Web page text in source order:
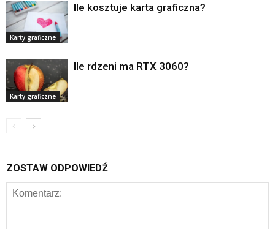
Karty graficzne
Ile kosztuje karta graficzna?
Karty graficzne
Ile rdzeni ma RTX 3060?
ZOSTAW ODPOWIEDŹ